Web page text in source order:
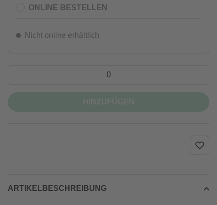
ONLINE BESTELLEN
Nicht online erhältlich
ARTIKELBESCHREIBUNG